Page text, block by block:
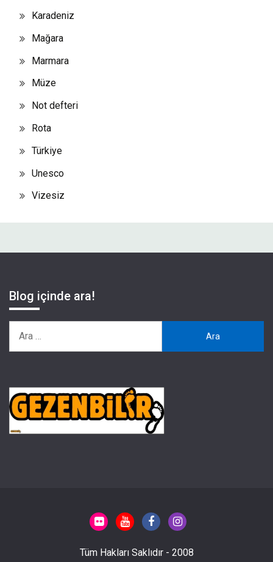
Karadeniz
Mağara
Marmara
Müze
Not defteri
Rota
Türkiye
Unesco
Vizesiz
Blog içinde ara!
Tüm Hakları Saklıdır - 2008